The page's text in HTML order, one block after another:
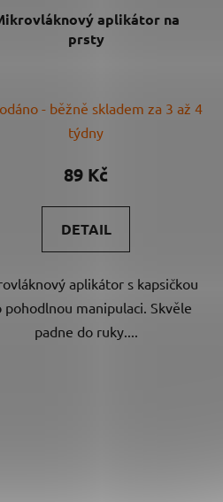
aplikátor na
prsty
- běžně skladem za 3 až 4
týdny
89 Kč
DETAIL
aplikátor s kapsičkou
pohodlnou manipulaci. Skvěle
padne do ruky....